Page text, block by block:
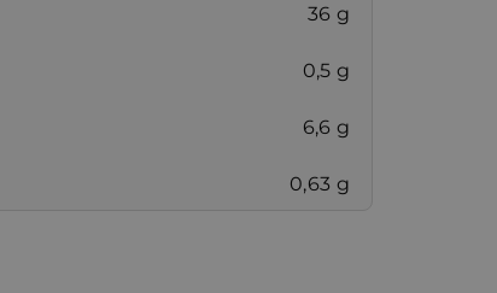
36 g
0,5 g
6,6 g
0,63 g